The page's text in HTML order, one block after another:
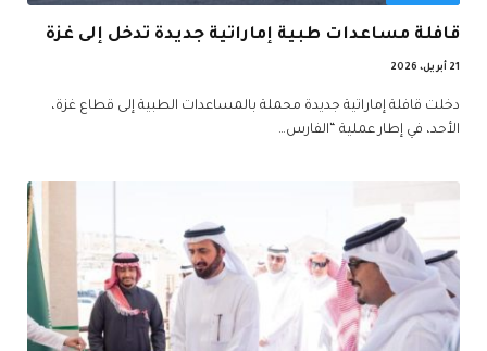
قافلة مساعدات طبية إماراتية جديدة تدخل إلى غزة
21 أبريل، 2026
دخلت قافلة إماراتية جديدة محملة بالمساعدات الطبية إلى قطاع غزة،
الأحد، في إطار عملية “الفارس…